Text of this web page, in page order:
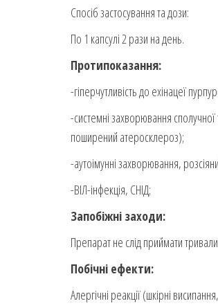
Спосіб застосування та дози:
По 1 капсулі 2 рази на день.
Протипоказання:
-гіперчутливість до ехінацеї
-системні захворювання
поширений атеросклероз);
-аутоімунні захворювання,
-ВІЛ-інфекція, СНІД;
Запобіжні заходи:
Препарат не слід приймати
Побічні ефекти:
Алергічні реакції (шкірні